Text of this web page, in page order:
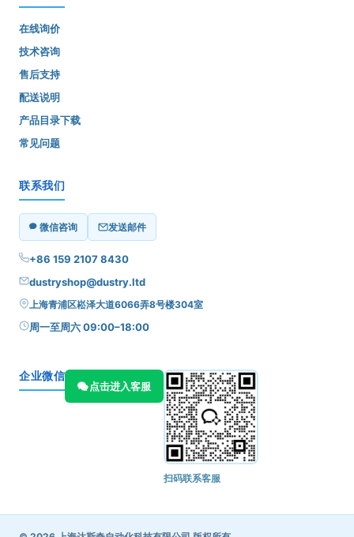
在线询价
技术咨询
售后支持
配送说明
产品目录下载
常见问题
联系我们
微信咨询 发送邮件
+86 159 2107 8430
dustryshop@dustry.ltd
上海青浦区崧泽大道6066弄8号楼304室
周一至周六 09:00–18:00
企业微信
点击进入客服
扫码联系客服